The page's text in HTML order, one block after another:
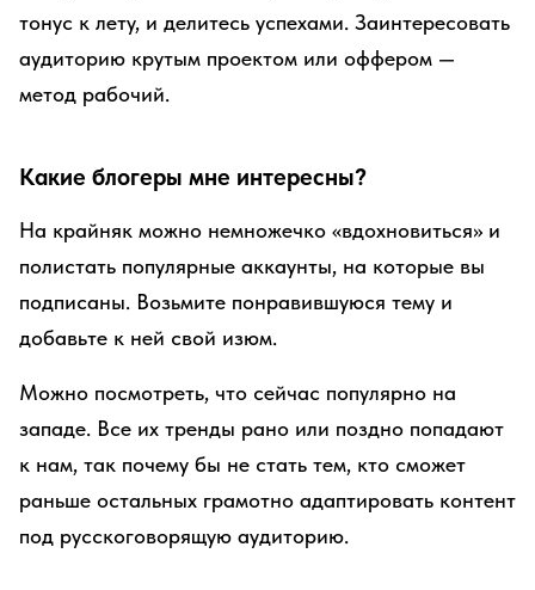
тонус к лету, и делитесь успехами. Заинтересовать
аудиторию крутым проектом или оффером —
метод рабочий.
Какие блогеры мне интересны?
На крайняк можно немножечко «вдохновиться» и
полистать популярные аккаунты, на которые вы
подписаны. Возьмите понравившуюся тему и
добавьте к ней свой изюм.
Можно посмотреть, что сейчас популярно на
западе. Все их тренды рано или поздно попадают
к нам, так почему бы не стать тем, кто сможет
раньше остальных грамотно адаптировать контент
под русскоговорящую аудиторию.